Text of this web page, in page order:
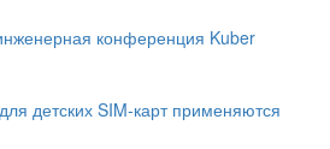
конференция Kuber
детских SIM-карт применяются